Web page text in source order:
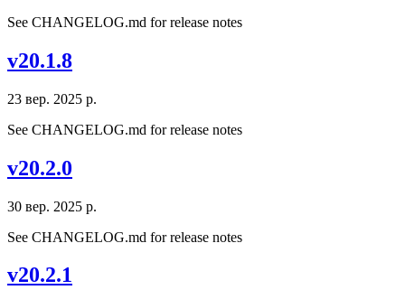
See CHANGELOG.md for release notes
v20.1.8
23 вер. 2025 р.
See CHANGELOG.md for release notes
v20.2.0
30 вер. 2025 р.
See CHANGELOG.md for release notes
v20.2.1